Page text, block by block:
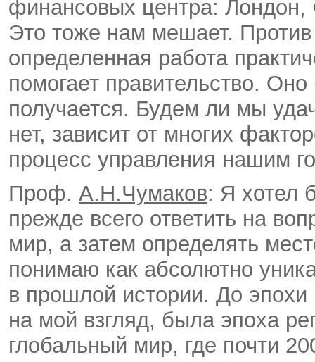
финансовых центра:
Это тоже нам мешает. Против
определенная работа
помогает правительство.
получается. Будем ли мы
нет, зависит от многих
процесс управления нашим
Проф. А.Н.Чумаков: Я хотел
прежде всего ответить на
мир, а затем определять
понимаю как абсолютно
в прошлой истории. До эпохи
на мой взгляд, была эпоха
глобальный мир, где почти